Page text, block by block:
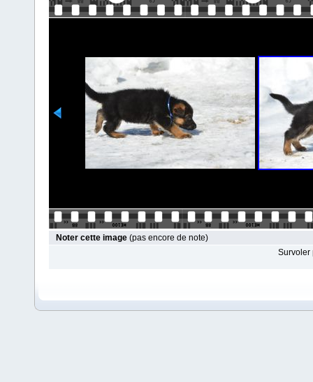
Noter cette image (pas encore de note)
Survoler